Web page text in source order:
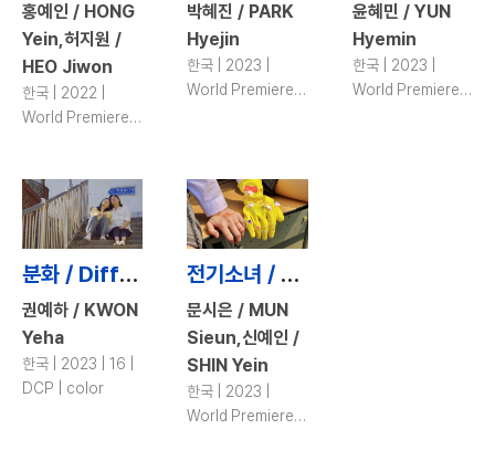
홍예인 / HONG
Yein,허지원 /
HEO Jiwon
한국 | 2022 |
World Premiere |
박혜진 / PARK
Hyejin
한국 | 2023 |
World Premiere |
윤혜민 / YUN
Hyemin
한국 | 2023 |
World Premiere |
분화 / Differentiation
권예하 / KWON
Yeha
한국 | 2023 | 16 |
DCP | color
전기소녀 / Electric Girl
문시은 / MUN
Sieun,신예인 /
SHIN Yein
한국 | 2023 |
World Premiere |